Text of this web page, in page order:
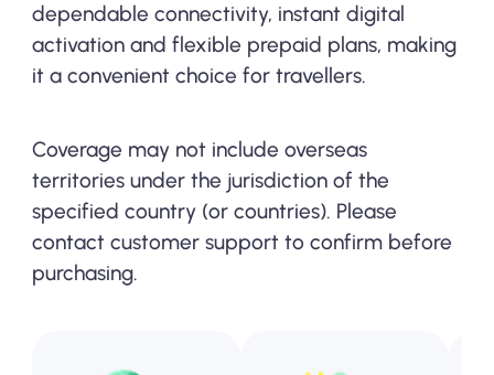
dependable connectivity, instant digital
activation and flexible prepaid plans, making
it a convenient choice for travellers.
Coverage may not include overseas
territories under the jurisdiction of the
specified country (or countries). Please
contact customer support to confirm before
purchasing.